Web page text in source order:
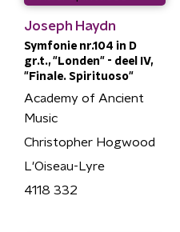
Joseph Haydn
Symfonie nr.104 in D
gr.t., "Londen" - deel IV,
"Finale. Spirituoso"
Academy of Ancient
Music
Christopher Hogwood
L'Oiseau-Lyre
4118 332